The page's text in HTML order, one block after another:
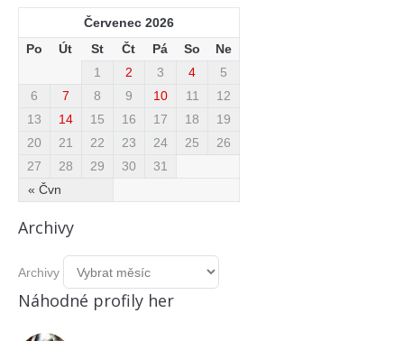
Červenec 2026
Po
Út St Čt Pá So Ne
« Čvn
1 2 3 4
5
6
7 8 9 10 11
12
13
14 15 16 17 18
19
20
21 22 23 24 25
26
27
28 29 30 31
Archivy
Archivy
Náhodné profily her